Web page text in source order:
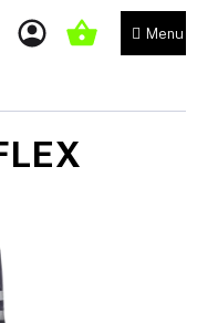
NÁKUPNÍ